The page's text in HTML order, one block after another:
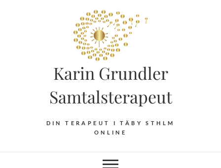
Karin Grundler
Samtalsterapeut
DIN TERAPEUT I TÄBY STHLM
ONLINE